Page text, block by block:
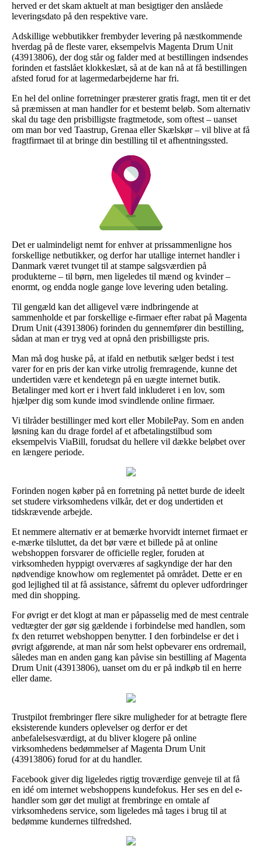
herved er det skam aktuelt at man besigtiger den anslåede
leveringsdato på den respektive vare.
Adskillige webbutikker frembyder levering på næstkommende
hverdag på de fleste varer, eksempelvis Magenta Drum Unit
(43913806), der dog står og falder med at bestillingen indsendes
forinden et fastslået klokkeslæt, så at de kan nå at få bestillingen
afsted forud for at lagermedarbejderne har fri.
En hel del online forretninger præsterer gratis fragt, men tit er det
så præmissen at man handler for et bestemt beløb. Som alternativ
skal du tage den prisbilligste fragtmetode, som oftest – uanset
om man bor ved Taastrup, Grenaa eller Skælskør – vil blive at få
fragtfirmaet til at bringe din bestilling til et afhentningssted.
Det er ualmindeligt nemt for enhver at prissammenligne hos
forskellige netbutikker, og derfor har utallige internet handler i
Danmark været tvunget til at stampe salgsværdien på
produkterne – til børn, men ligeledes til mænd og kvinder –
enormt, og endda nogle gange love levering uden betaling.
Til gengæld kan det alligevel være indbringende at
sammenholde et par forskellige e-firmaer efter rabat på Magenta
Drum Unit (43913806) forinden du gennemfører din bestilling,
sådan at man er tryg ved at opnå den prisbilligste pris.
Man må dog huske på, at ifald en netbutik sælger bedst i test
varer for en pris der kan virke utrolig fremragende, kunne det
undertiden være et kendetegn på en uægte internet butik.
Betalinger med kort er i hvert fald inkluderet i en lov, som
hjælper dig som kunde imod svindlende online firmaer.
Vi tilråder bestillinger med kort eller MobilePay. Som en anden
løsning kan du drage fordel af et afbetalingstilbud som
eksempelvis ViaBill, forudsat du hellere vil dække beløbet over
en længere periode.
Forinden nogen køber på en forretning på nettet burde de ideelt
set studere virksomhedens vilkår, det er dog undertiden et
tidskrævende arbejde.
Et nemmere alternativ er at bemærke hvorvidt internet firmaet er
e-mærke tilsluttet, da det bør være et billede på at online
webshoppen forsvarer de officielle regler, foruden at
virksomheden hyppigt overværes af sagkyndige der har den
nødvendige knowhow om reglementet på området. Dette er en
god lejlighed til at få assistance, såfremt du oplever udfordringer
med din shopping.
For øvrigt er det klogt at man er påpasselig med de mest centrale
vedtægter der gør sig gældende i forbindelse med handlen, som
fx den returret webshoppen benytter. I den forbindelse er det i
øvrigt afgørende, at man når som helst opbevarer ens ordremail,
således man en anden gang kan påvise sin bestilling af Magenta
Drum Unit (43913806), uanset om du er på indkøb til en herre
eller dame.
Trustpilot frembringer flere sikre muligheder for at betragte flere
eksisterende kunders oplevelser og derfor er det
anbefalelsesværdigt, at du bliver klogere på online
virksomhedens bedømmelser af Magenta Drum Unit
(43913806) forud for at du handler.
Facebook giver dig ligeledes rigtig troværdige genveje til at få
en idé om internet webshoppens kundefokus. Her ses en del e-
handler som gør det muligt at frembringe en omtale af
virksomhedens service, som ligeledes må tages i brug til at
bedømme kundernes tilfredshed.